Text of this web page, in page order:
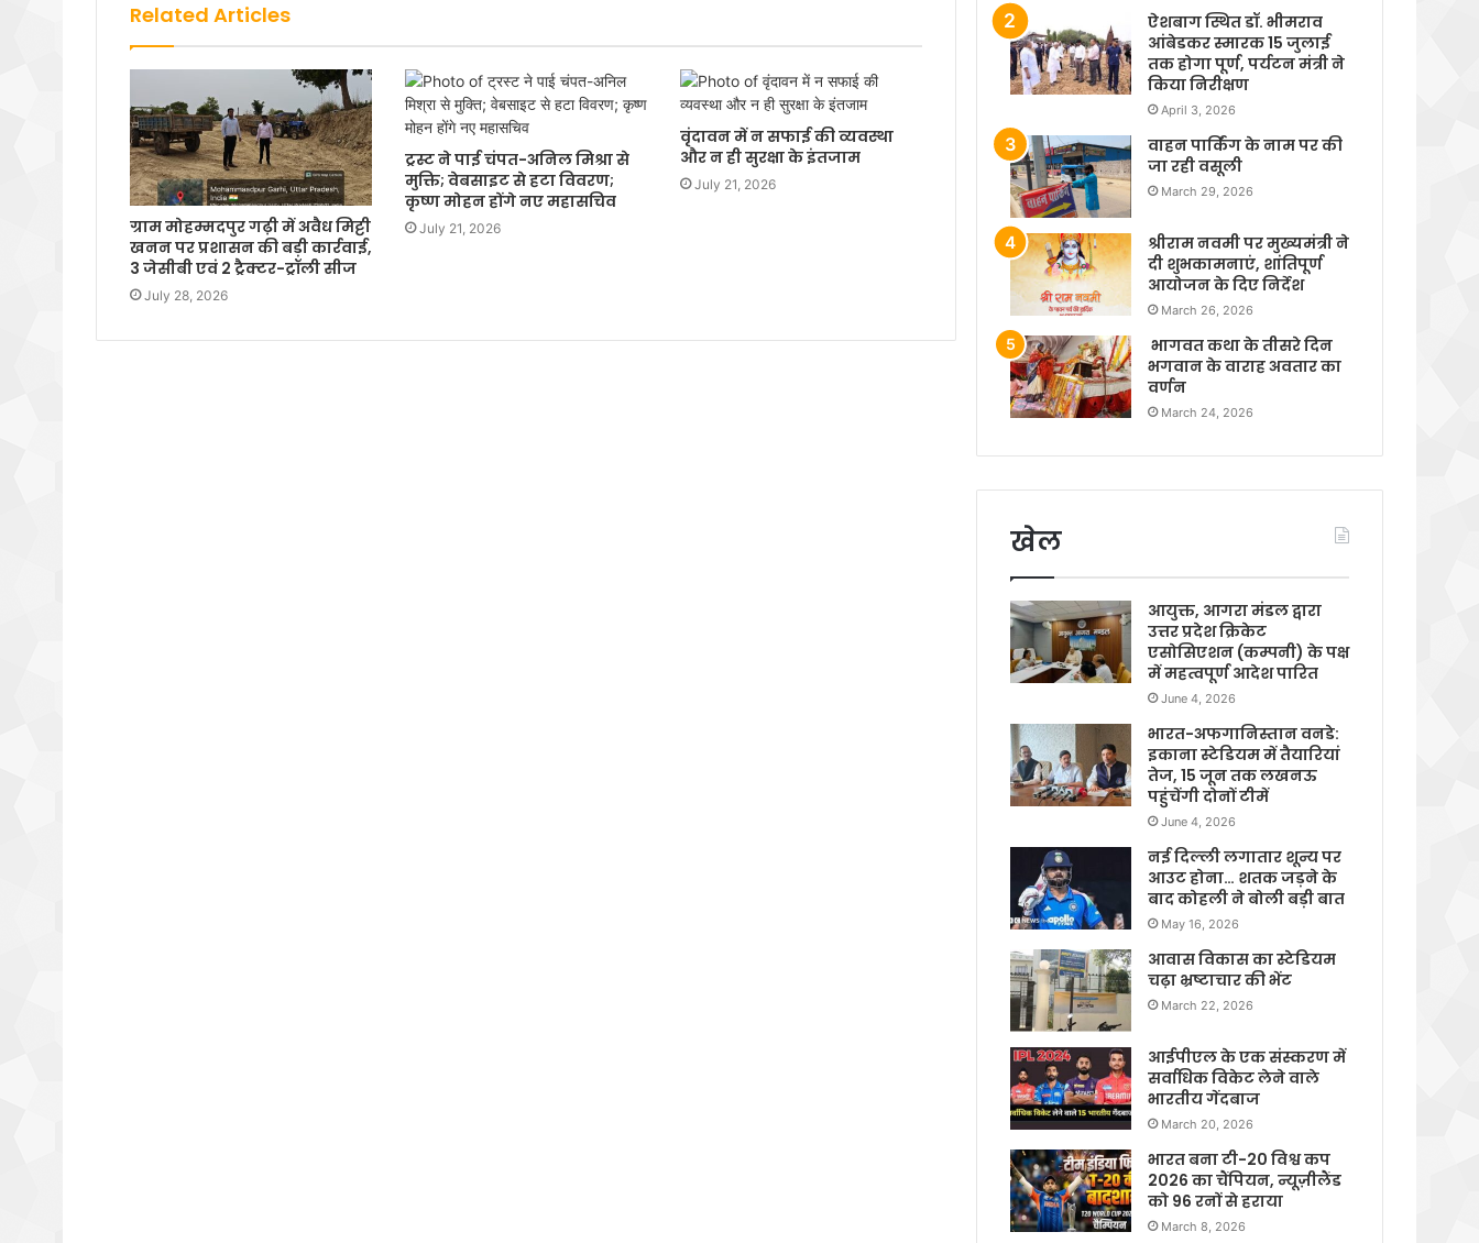
Related Articles
ग्राम मोहम्मदपुर गढ़ी में अवैध मिट्टी
खनन पर प्रशासन की बड़ी कार्रवाई,
3 जेसीबी एवं 2 ट्रैक्टर-ट्रॉली सीज
July 28, 2026
ट्रस्ट ने पाई चंपत-अनिल मिश्रा से
मुक्ति; वेबसाइट से हटा विवरण;
कृष्ण मोहन होंगे नए महासचिव
July 21, 2026
वृंदावन में न सफाई की व्यवस्था
और न ही सुरक्षा के इंतजाम
July 21, 2026
ऐशबाग स्थित डॉ. भीमराव
आंबेडकर स्मारक 15 जुलाई
तक होगा पूर्ण, पर्यटन मंत्री ने
किया निरीक्षण
April 3, 2026
वाहन पार्किंग के नाम पर की
जा रही वसूली
March 29, 2026
श्रीराम नवमी पर मुख्यमंत्री ने
दी शुभकामनाएं, शांतिपूर्ण
आयोजन के दिए निर्देश
March 26, 2026
भागवत कथा के तीसरे दिन
भगवान के वाराह अवतार का
वर्णन
March 24, 2026
खेल
आयुक्त, आगरा मंडल द्वारा
उत्तर प्रदेश क्रिकेट
एसोसिएशन (कम्पनी) के पक्ष
में महत्वपूर्ण आदेश पारित
June 4, 2026
भारत-अफगानिस्तान वनडे:
इकाना स्टेडियम में तैयारियां
तेज, 15 जून तक लखनऊ
पहुंचेंगी दोनों टीमें
June 4, 2026
नई दिल्ली लगातार शून्य पर
आउट होना… शतक जड़ने के
बाद कोहली ने बोली बड़ी बात
May 16, 2026
आवास विकास का स्टेडियम
चढ़ा भ्रष्टाचार की भेंट
March 22, 2026
आईपीएल के एक संस्करण में
सर्वाधिक विकेट लेने वाले
भारतीय गेंदबाज
March 20, 2026
भारत बना टी-20 विश्व कप
2026 का चैंपियन, न्यूज़ीलैंड
को 96 रनों से हराया
March 8, 2026